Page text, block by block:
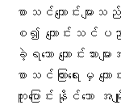
စာသင်ကျောင်း
စ၍ ကျောင်းသင်ပ
ခဲ့ရသော ကျောင်းသ
စာသင်ကြားရေး
ကူးပြောင်းနိုင်သော